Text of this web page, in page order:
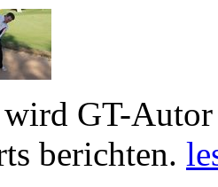
GT-
berichten.